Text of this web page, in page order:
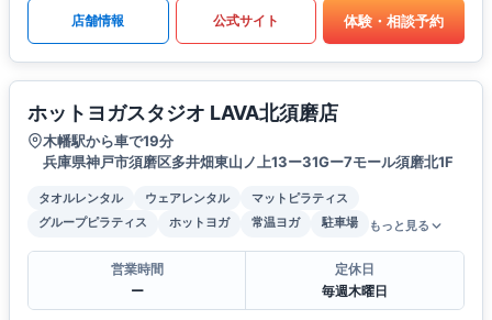
店舗情報 公式サイト 体験・相談予約
ホットヨガスタジオ LAVA北須磨店
木幡駅から車で19分
兵庫県神戸市須磨区多井畑東山ノ上13ー31Gー7モール須磨北1F
タオルレンタル ウェアレンタル
マットピラティス
グループピラティス
ホットヨガ 常温ヨガ 駐車場 もっと見る
営業時間
ー
定休日
毎週木曜日